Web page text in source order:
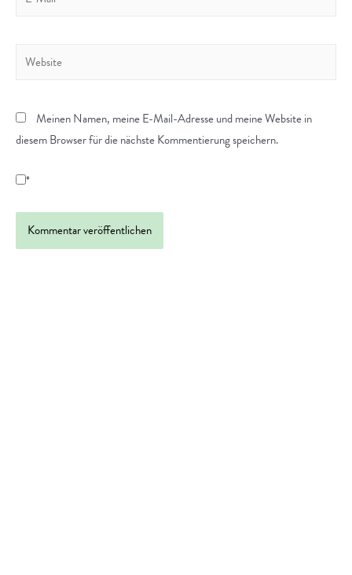
Website
Meinen Namen, meine E-Mail-Adresse und meine Website in
diesem Browser für die nächste Kommentierung speichern.
*